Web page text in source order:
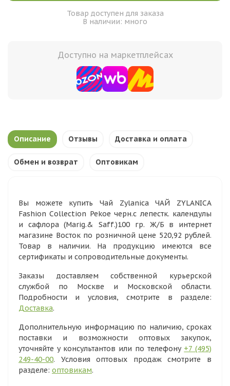
Товар доступен для заказа
В наличии: много
Доступно на маркетплейсах
Описание Отзывы Доставка и оплата
Обмен и возврат Оптовикам
Вы можете купить Чай Zylanica ЧАЙ ZYLANICA
Fashion Collection Pekoe черн.с лепестк. календулы
и сафлора (Marig.& Saff.)100 гр. Ж/Б в интернет
магазине Восток по розничной цене 520,92 рублей.
Товар в наличии. На продукцию имеются все
сертификаты и сопроводительные документы.
Заказы доставляем собственной курьерской
службой по Москве и Московской области.
Подробности и условия, смотрите в разделе:
Доставка.
Дополнительную информацию по наличию, сроках
поставки и возможности оптовых закупок,
уточняйте у консультантов или по телефону +7 (495)
249-40-00. Условия оптовых продаж смотрите в
разделе: оптовикам.